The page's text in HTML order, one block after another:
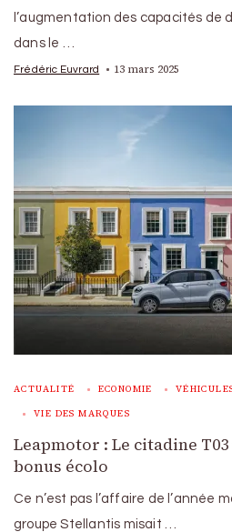
l’augmentation des capacités de
dans le …
Frédéric Euvrard 13 mars 2025
ACTUALITÉ ECONOMIE
VIE DES MARQUES
Leapmotor : Le citadine
bonus écolo
Ce n’est pas l’affaire de l’année
groupe Stellantis misait …